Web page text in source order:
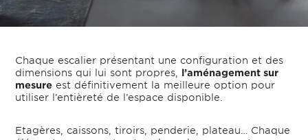
Chaque escalier présentant une configuration et des
dimensions qui lui sont propres, l’aménagement sur
mesure est définitivement la meilleure option pour
utiliser l’entièreté de l’espace disponible.
Etagères, caissons, tiroirs, penderie, plateau… Chaque